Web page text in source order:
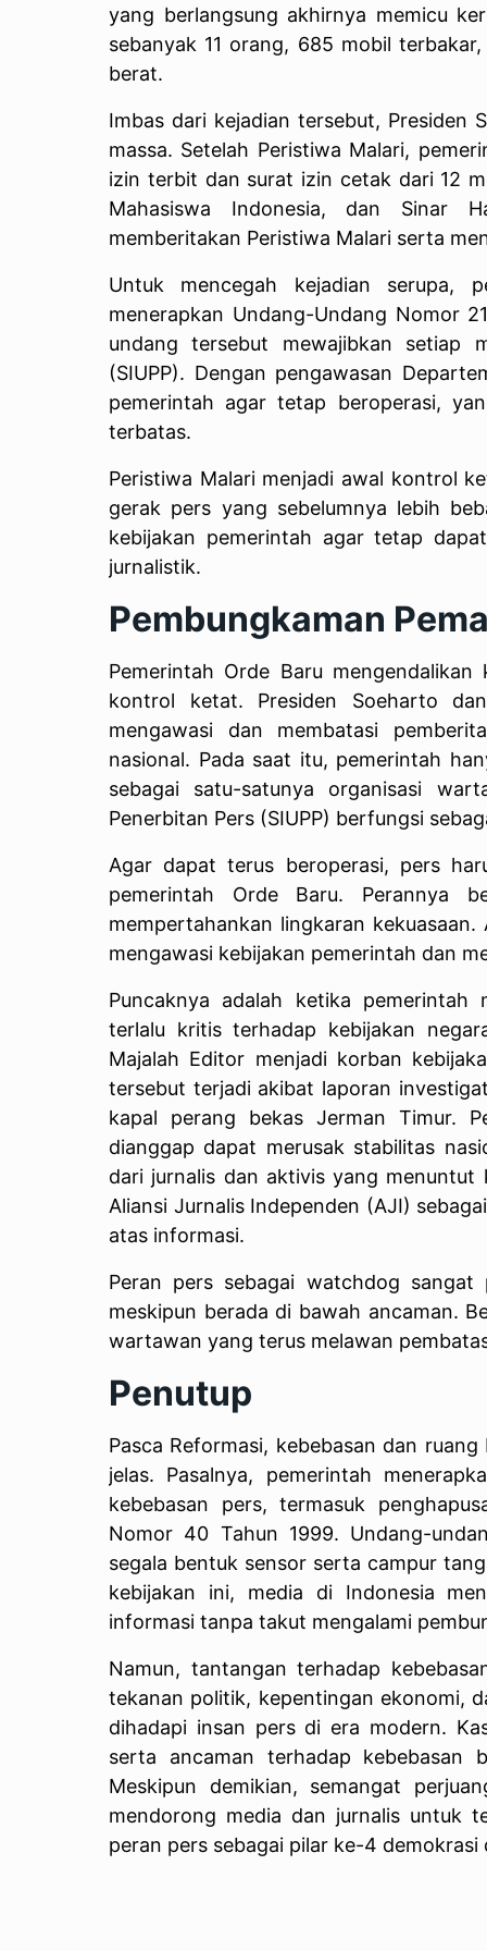
yang berlangsung akhirnya memicu
sebanyak 11 orang, 685 mobil
berat.
Imbas dari kejadian tersebut, Presiden
massa. Setelah Peristiwa Malari,
izin terbit dan surat izin cetak dari 12
Mahasiswa Indonesia, dan Sinar
memberitakan Peristiwa Malari serta
Untuk mencegah kejadian serupa,
menerapkan Undang-Undang Nomor
undang tersebut mewajibkan setiap
(SIUPP). Dengan pengawasan
pemerintah agar tetap beroperasi,
terbatas.
Peristiwa Malari menjadi awal kontrol
gerak pers yang sebelumnya lebih
kebijakan pemerintah agar tetap
jurnalistik.
Pembungkaman
Pemerintah Orde Baru
kontrol ketat. Presiden Soeharto
mengawasi dan membatasi
nasional. Pada saat itu, pemerintah
sebagai satu-satunya organisasi
Penerbitan Pers (SIUPP) berfungsi
Agar dapat terus beroperasi, pers
pemerintah Orde Baru. Perannya
mempertahankan lingkaran
mengawasi kebijakan pemerintah dan
Puncaknya adalah ketika pemerintah
terlalu kritis terhadap kebijakan
Majalah Editor menjadi korban
tersebut terjadi akibat laporan
kapal perang bekas Jerman Timur.
dianggap dapat merusak stabilitas
dari jurnalis dan aktivis yang menuntut
Aliansi Jurnalis Independen (AJI)
atas informasi.
Peran pers sebagai watchdog sangat
meskipun berada di bawah ancaman.
wartawan yang terus melawan
Penutup
Pasca Reformasi, kebebasan dan
jelas. Pasalnya, pemerintah
kebebasan pers, termasuk
Nomor 40 Tahun 1999. Undang-
segala bentuk sensor serta campur
kebijakan ini, media di Indonesia
informasi tanpa takut mengalami
Namun, tantangan terhadap
tekanan politik, kepentingan ekonomi,
dihadapi insan pers di era modern.
serta ancaman terhadap kebebasan
Meskipun demikian, semangat
mendorong media dan jurnalis untuk
peran pers sebagai pilar ke-4 demokrasi